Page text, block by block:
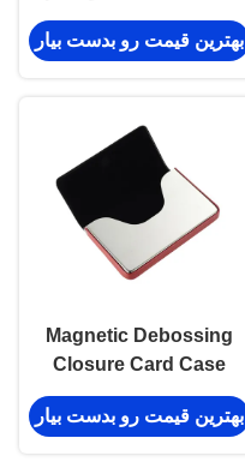
آلومینیومی
بهترین قیمت رو بدست بیار
Magnetic Debossing
Closure Card Case
آلومینیومی نگهدارنده
کارت ویزیت چاپ دیجیتال
بهترین قیمت رو بدست بیار